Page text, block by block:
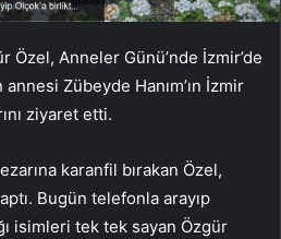
Özel, Anneler Günü’nde İzmir’de
Zübeyde Hanım’ın İzmir
ziyaret etti.
karanfil bırakan Özel,
Bugün telefonla arayıp
isimleri tek tek sayan Özgür